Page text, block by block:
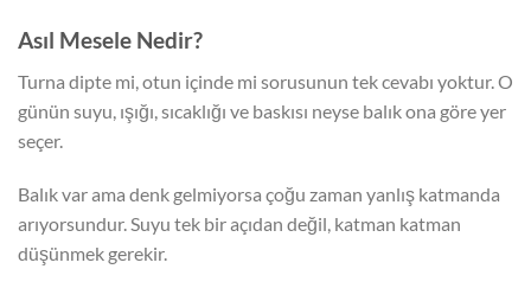
Asıl Mesele Nedir?
Turna dipte mi, otun içinde mi sorusunun tek cevabı yoktur. O
günün suyu, ışığı, sıcaklığı ve baskısı neyse balık ona göre yer
seçer.
Balık var ama denk gelmiyorsa çoğu zaman yanlış katmanda
arıyorsundur. Suyu tek bir açıdan değil, katman katman
düşünmek gerekir.